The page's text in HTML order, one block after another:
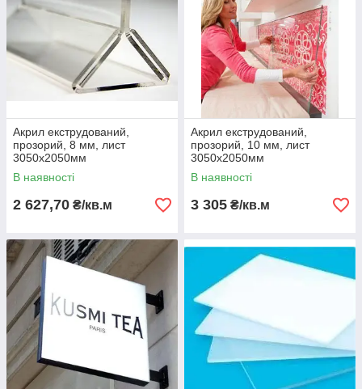
Акрил екструдований,
прозорий, 8 мм, лист
3050х2050мм
В наявності
2 627,70 ₴/кв.м
Акрил екструдований,
прозорий, 10 мм, лист
3050х2050мм
В наявності
3 305 ₴/кв.м